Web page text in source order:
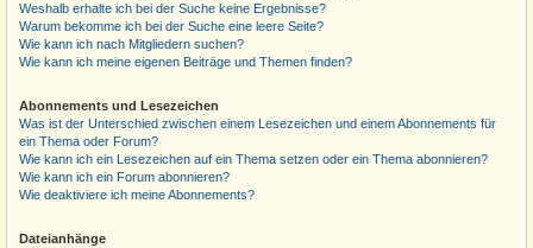
Weshalb erhalte ich bei der Suche keine Ergebnisse?
Warum bekomme ich bei der Suche eine leere Seite?
Wie kann ich nach Mitgliedern suchen?
Wie kann ich meine eigenen Beiträge und Themen finden?
Abonnements und Lesezeichen
Was ist der Unterschied zwischen einem Lesezeichen und einem Abonnements für
ein Thema oder Forum?
Wie kann ich ein Lesezeichen auf ein Thema setzen oder ein Thema abonnieren?
Wie kann ich ein Forum abonnieren?
Wie deaktiviere ich meine Abonnements?
Dateianhänge